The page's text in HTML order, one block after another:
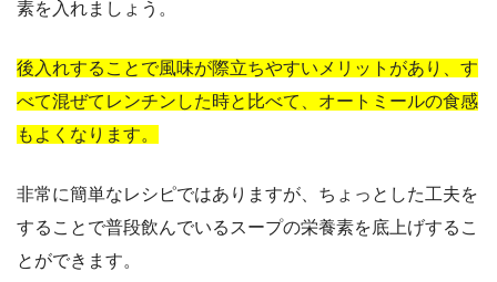
素を入れましょう。
後入れすることで風味が際立ちやすいメリットがあり、す
べて混ぜてレンチンした時と比べて、オートミールの食感
もよくなります。
非常に簡単なレシピではありますが、ちょっとした工夫を
することで普段飲んでいるスープの栄養素を底上げするこ
とができます。